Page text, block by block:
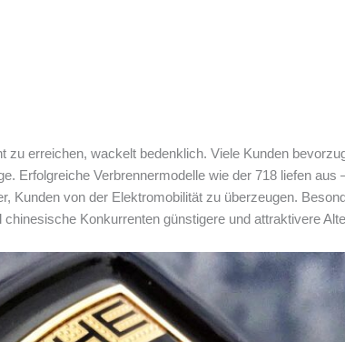
zu erreichen, wackelt bedenklich. Viele Kunden
Erfolgreiche Verbrennermodelle wie der 718 liefen aus
Kunden von der Elektromobilität zu überzeugen.
Konkurrenten günstigere und attraktivere